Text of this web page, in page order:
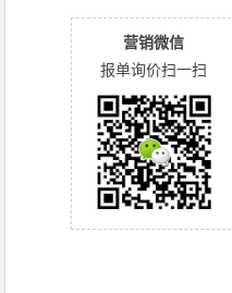
营销微信
报单询价扫一扫